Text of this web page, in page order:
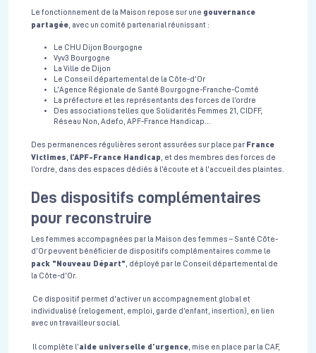
Le fonctionnement de la Maison repose sur une gouvernance
partagée , avec un comité partenarial réunissant :
Le CHU Dijon Bourgogne
Vyv3 Bourgogne
La Ville de Dijon
Le Conseil départemental de la Côte-d’Or
L’Agence Régionale de Santé Bourgogne-Franche-Comté
La préfecture et les représentants des forces de l’ordre
Des associations telles que Solidarités Femmes 21, CIDFF,
Réseau Non, Adefo, APF-France Handicap…
Des permanences régulières seront assurées sur place par France
Victimes l’APF-France Handicap , et des membres des forces de
l’ordre, dans des espaces dédiés à l’écoute et à l’accueil des plaintes.
Des dispositifs complémentaires
pour reconstruire
Les femmes accompagnées par la Maison des femmes – Santé Côte-
d’Or peuvent bénéficier de dispositifs complémentaires comme le
pack "Nouveau Départ" , déployé par le Conseil départemental de
la Côte-d’Or.
Ce dispositif permet d’activer un accompagnement global et
individualisé (relogement, emploi, garde d’enfant, insertion), en lien
avec un travailleur social.
Il complète l’aide universelle d’urgence , mise en place par la CAF,